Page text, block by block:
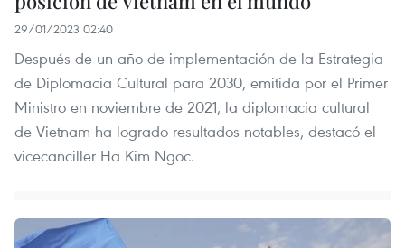
29/01/2023 02:40
Después de un año de implementación de la Estrategia
de Diplomacia Cultural para 2030, emitida por el Primer
Ministro en noviembre de 2021, la diplomacia cultural
de Vietnam ha logrado resultados notables, destacó el
vicecanciller Ha Kim Ngoc.